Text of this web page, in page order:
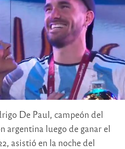
De Paul, campeón del
argentina luego de ganar el
asistió en la noche del